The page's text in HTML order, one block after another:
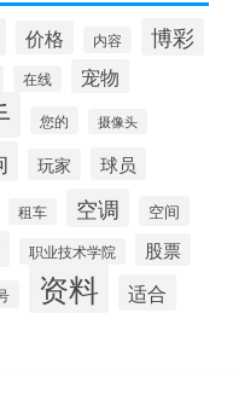
价格 内容 博彩
在线 宠物
您的 摄像头
玩家
球员
租车 空调 空间
职业技术学院 股票
资料 适合